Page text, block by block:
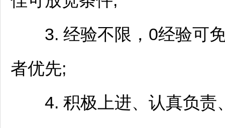
3. 经验不限，0经验可免
者优先;
4. 积极上进、认真负责